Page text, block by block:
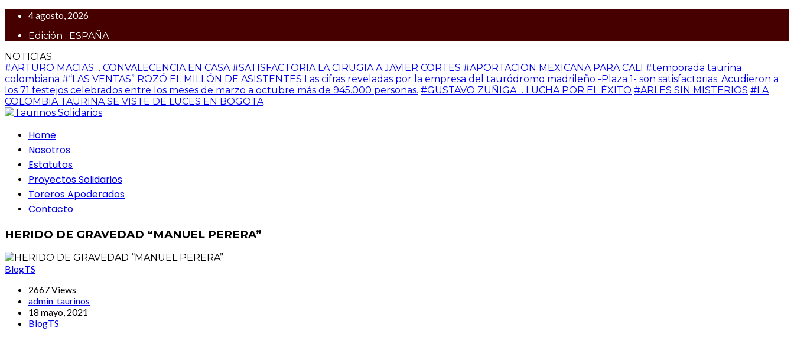
4 agosto, 2026
Edición : ESPAÑA
NOTICIAS
#ARTURO MACIAS… CONVALECENCIA EN CASA #SATISFACTORIA LA CIRUGIA A JAVIER CORTES #APORTACION MEXICANA PARA CALI #temporada taurina
colombiana #“LAS VENTAS” ROZÓ EL MILLÓN DE ASISTENTES Las cifras reveladas por la empresa del tauródromo madrileño -Plaza 1- son satisfactorias. Acudieron a
los 71 festejos celebrados entre los meses de marzo a octubre más de 945.000 personas. #GUSTAVO ZUÑIGA… LUCHA POR EL ÉXITO #ARLES SIN MISTERIOS #LA
COLOMBIA TAURINA SE VISTE DE LUCES EN BOGOTA
Home
Nosotros
Estatutos
Proyectos Solidarios
Toreros Apoderados
Contacto
HERIDO DE GRAVEDAD “MANUEL PERERA”
BlogTS
2667 Views
admin_taurinos
18 mayo, 2021
BlogTS